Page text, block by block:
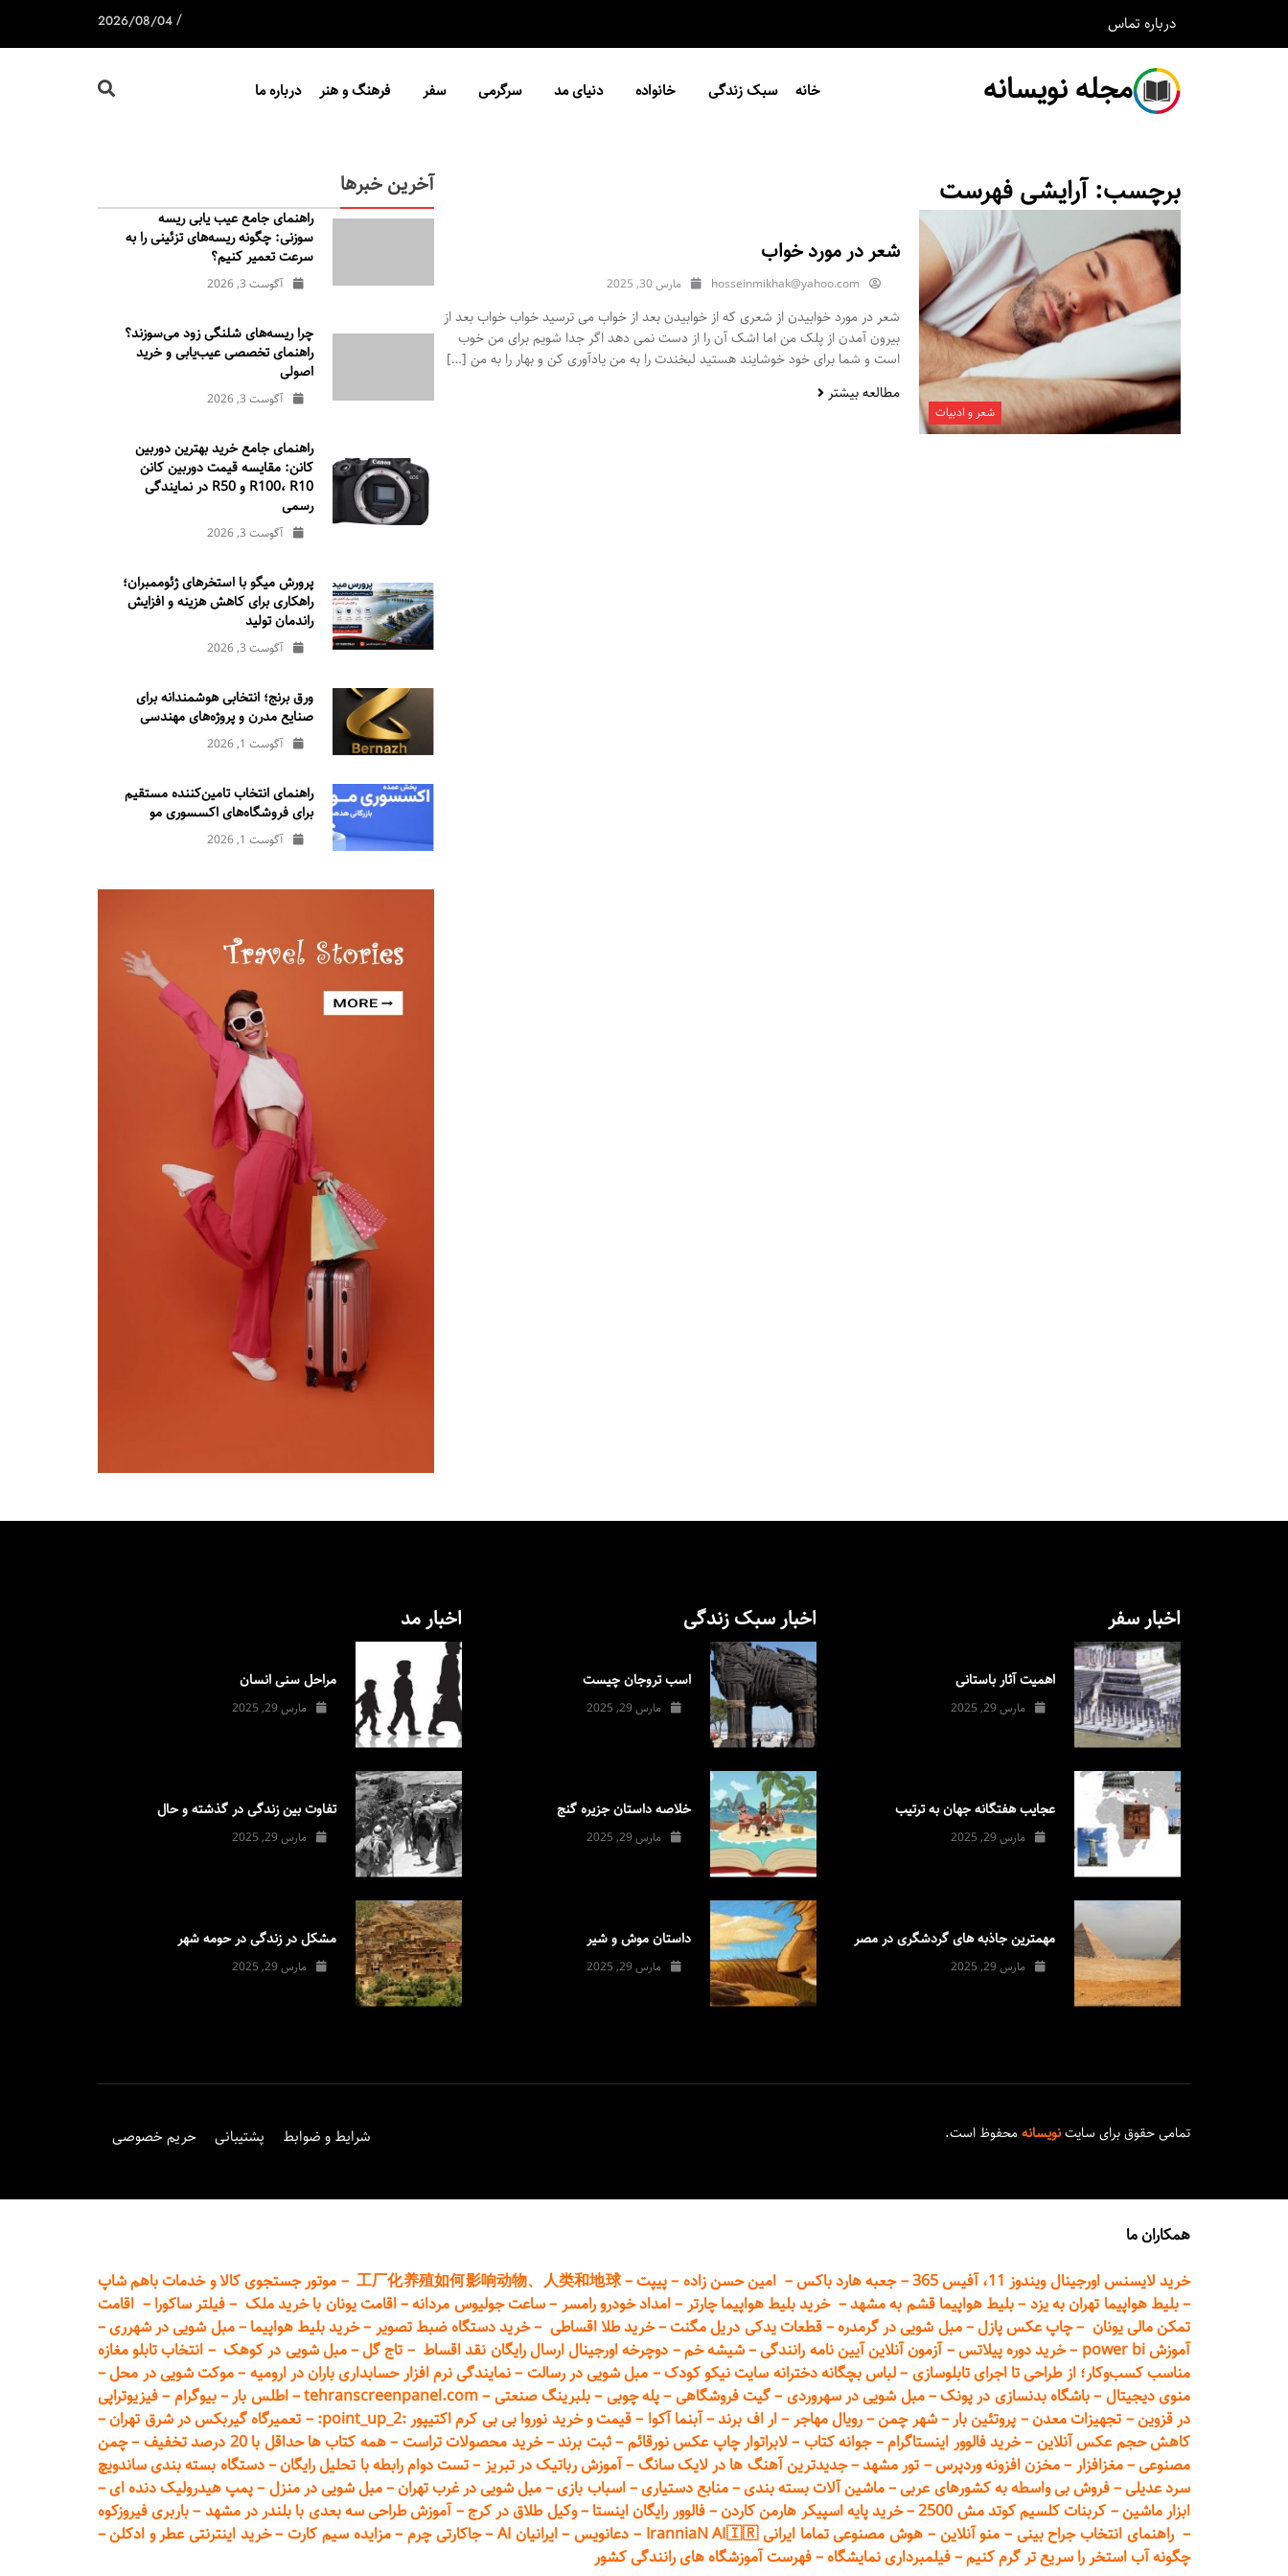
درباره تماس /
2026/08/04
مجله نویسانه خانه سبک زندگی خانواده دنیای مد سرگرمی سفر فرهنگ و هنر درباره ما
برچسب:آرایشی فهرست
شعر و ادبیات
شعر در مورد خواب
hosseinmikhak@yahoo.com مارس 30, 2025
شعر در مورد خوابیدن از شعری که از خوابیدن بعد از خواب می ترسید خواب خواب بعد از
بیرون آمدن از پلک من اما اشک آن را از دست نمی دهد اگر جدا شویم برای من خوب
است و شما برای خود خوشایند هستید لبخندت را به من یادآوری کن و بهار را به من […]
مطالعه بیشتر
آخرین خبرها
راهنمای جامع عیب یابی ریسه
سوزنی: چگونه ریسه‌های تزئینی را به
سرعت تعمیر کنیم؟
آگوست 3, 2026
چرا ریسه‌های شلنگی زود می‌سوزند؟
راهنمای تخصصی عیب‌یابی و خرید
اصولی
آگوست 3, 2026
راهنمای جامع خرید بهترین دوربین
کانن: مقایسه قیمت دوربین کانن
R100، R10 و R50 در نمایندگی
رسمی
آگوست 3, 2026
پرورش میگو با استخرهای ژئوممبران؛
راهکاری برای کاهش هزینه و افزایش
راندمان تولید
آگوست 3, 2026
ورق برنج؛ انتخابی هوشمندانه برای
صنایع مدرن و پروژه‌های مهندسی
آگوست 1, 2026
راهنمای انتخاب تامین‌کننده مستقیم
برای فروشگاه‌های اکسسوری مو
آگوست 1, 2026
اخبار سفر
اهمیت آثار باستانی
مارس 29, 2025
عجایب هفتگانه جهان به ترتیب
مارس 29, 2025
مهمترین جاذبه های گردشگری در مصر
مارس 29, 2025
اخبار سبک زندگی
اسب تروجان چیست
مارس 29, 2025
خلاصه داستان جزیره گنج
مارس 29, 2025
داستان موش و شیر
مارس 29, 2025
اخبار مد
مراحل سنی انسان
مارس 29, 2025
تفاوت بین زندگی در گذشته و حال
مارس 29, 2025
مشکل در زندگی در حومه شهر
مارس 29, 2025
تمامی حقوق برای سایتنویسانهمحفوظ است. شرایط و ضوابط پشتیبانی حریم خصوصی
همکاران ما
خرید لایسنس اورجینال ویندوز 11، آفیس 365
–جعبه هارد باکس– امین حسن زاده –پیپت–
工厂化养殖如何影响动物、人类和地球
– موتور جستجوی کالا و خدمات باهم شاپ
–بلیط هواپیما تهرانبه یزد –بلیط هواپیما قشم به مشهد–خرید بلیط هواپیما چارتر –امداد خودرورامسر –ساعت جولیوس مردانه–اقامت یونان با خرید ملک –فیلتر ساکورا – اقامت
تمکن مالی یونان –چاپ عکس پازل–مبل شویی در گرمدره–قطعاتیدکی دریل مگنت–خرید طلا اقساطی –خرید دستگاه ضبط تصویر –خرید بلیط هواپیما –مبل شویی در شهرری–
آموزش power bi
–خرید دورهپیلاتس–آزمون آنلاین آیین نامه رانندگی–شیشه خم– دوچرخه اورجینال ارسال رایگان نقد اقساط – تاج گل–مبل شویی در کوهک– انتخاب تابلو مغازه
مناسب کسب‌وکار؛ از طراحی تا اجرای تابلوسازی –لباس بچگانه دخترانه سایت نیکو کودک– مبل شویی در رسالت –نمایندگی نرم افزار حسابداری باران در ارومیه –موکت شویی در محل–
منوی دیجیتال –باشگاه بدنسازی در پونک–مبل شویی در سهروردی –گیت فروشگاهی –پله چوبی –بلبرینگ صنعتی –
tehranscreenpanel.com
–اطلس بار –بیوگرام –فیزیوتراپی
در قزوین– تجهیزات معدن– پروتئین بار –شهر چمن–رویال مهاجر –ار اف برند–آبنما آکوا –قیمت و خرید نوروا بی بی کرم اکتیپور :point_up_2: – تعمیرگاه گیربکس در شرق تهران–
کاهش حجم عکس آنلاین –خرید فالوور اینستاگرام–جوانه کتاب – لابراتوار چاپ عکس نورقائم –ثبت برند–خرید محصولات تراست –همه کتاب ها حداقل با 20 درصد تخفیف –چمن
مصنوعی–مغزافزار –مخزن افزونه وردپرس– تور مشهد–جدیدترین آهنگ ها در لایک سانگ –آموزشرباتیک در تبریز –تست دوام رابطه با تحلیل رایگان–دستگاه بسته‌ بندی ساندویچ
سرد عدیلی–فروش بی واسطه بهکشورهای عربی–ماشین آلات بسته بندی–منابع دستیاری–اسباب بازی–مبل شویی در غرب تهران–مبل شویی در منزل –پمپ هیدرولیک دنده ای–
ابزار ماشین– کربنات کلسیم کوتد مش 2500 –خرید پایه اسپیکر هارمن کاردن–فالوور رایگان اینستا –وکیل طلاق در کرج –آموزش طراحی سه بعدی با بلندر در مشهد –باربری فیروزکوه
–راهنمای انتخاب جراح بینی – منو آنلاین – هوش مصنوعی تماما ایرانی IranniaN AI🇮🇷 – دعانویس–ایرانیان AI –جاکارتی چرم –مزایده سیم کارت–خرید اینترنتی عطر و ادکلن–
چگونه آب استخر را سریع تر گرم کنیم–فیلمبرداری نمایشگاه–فهرست آموزشگاه های رانندگی کشور